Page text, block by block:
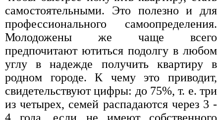
самостоятельными. Это полезно и для
профессионального самоопределения.
Молодожены же чаще всего
предпочитают ютиться подолгу в любом
углу в надежде получить квартиру в
родном городе. К чему это приводит,
свидетельствуют цифры: до 75%, т. е. три
из четырех, семей распадаются через 3 -